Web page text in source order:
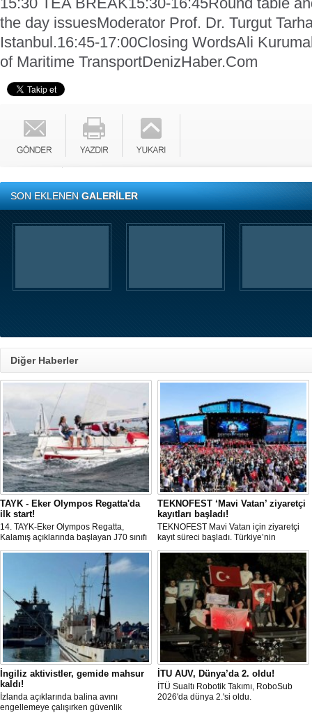
the day issuesModerator Prof. Dr. Turgut
Istanbul.16:45-17:00Closing WordsAli
of Maritime TransportDenizHaber.Com
SON EKLENENGALERİLER
Diğer Haberler
TAYK - Eker Olympos Regatta'da
ilk start!
14. TAYK-Eker Olympos Regatta,
Kalamış açıklarında başlayan J70 sınıfı
yarışlarıyla ilk startını verdi. İstanbul'u 10
gün boyunca yelken coşkusuyla
buluşturacak organizasyonun ilk
gününde 9 tekne rüzgârla buluştu.
TEKNOFEST ‘Mavi Vatan’ ziyaretçi
kayıtları başladı!
TEKNOFEST Mavi Vatan için ziyaretçi
kayıt süreci başladı. Türkiye’nin
denizcilik ve savunma teknolojilerine
odaklanan etkinliği, 20-23 Ağustos
tarihleri arasında Gölcük Tersanesi
Komutanlığı’nda gerçekleştirilecek.
İngiliz aktivistler, gemide mahsur
kaldı!
İzlanda açıklarında balina avını
engellemeye çalışırken güvenlik
İTU AUV, Dünya’da 2. oldu!
İTÜ Sualtı Robotik Takımı, RoboSub
2026'da dünya 2.'si oldu.